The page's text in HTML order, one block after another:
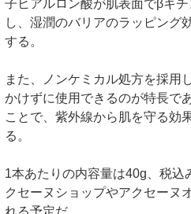
子ヒアルロン酸が肌表面でβキ
し、湿潤のバリアのラッピング
する。
また、ノンケミカル処方を採用
かけずに使用できるのが特長で
ことで、紫外線から肌を守る効
る。
1本あたりの内容量は40g、税込
クセーヌショップやアクセーヌ
れる予定だ。